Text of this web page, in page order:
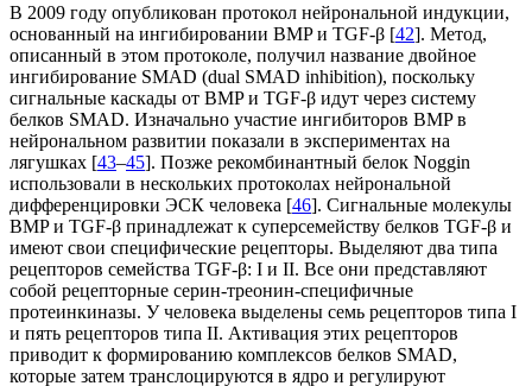
В 2009 году опубликован протокол нейрональной индукции,
основанный на ингибировании BMP и TGF-β [42]. Метод,
описанный в этом протоколе, получил название двойное
ингибирование SMAD (dual SMAD inhibition), поскольку
сигнальные каскады от BMP и TGF-β идут через систему
белков SMAD. Изначально участие ингибиторов BMP в
нейрональном развитии показали в экспериментах на
лягушках [43–45]. Позже рекомбинантный белок Noggin
использовали в нескольких протоколах нейрональной
дифференцировки ЭСК человека [46]. Сигнальные молекулы
BMP и TGF-β принадлежат к суперсемейству белков TGF-β и
имеют свои специфические рецепторы. Выделяют два типа
рецепторов семейства TGF-β: I и II. Все они представляют
собой рецепторные серин-треонин-специфичные
протеинкиназы. У человека выделены семь рецепторов типа I
и пять рецепторов типа II. Активация этих рецепторов
приводит к формированию комплексов белков SMAD,
которые затем транслоцируются в ядро и регулируют